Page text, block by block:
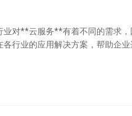
业对**云服务**有着不同的需求，
行业的应用解决方案，帮助企业